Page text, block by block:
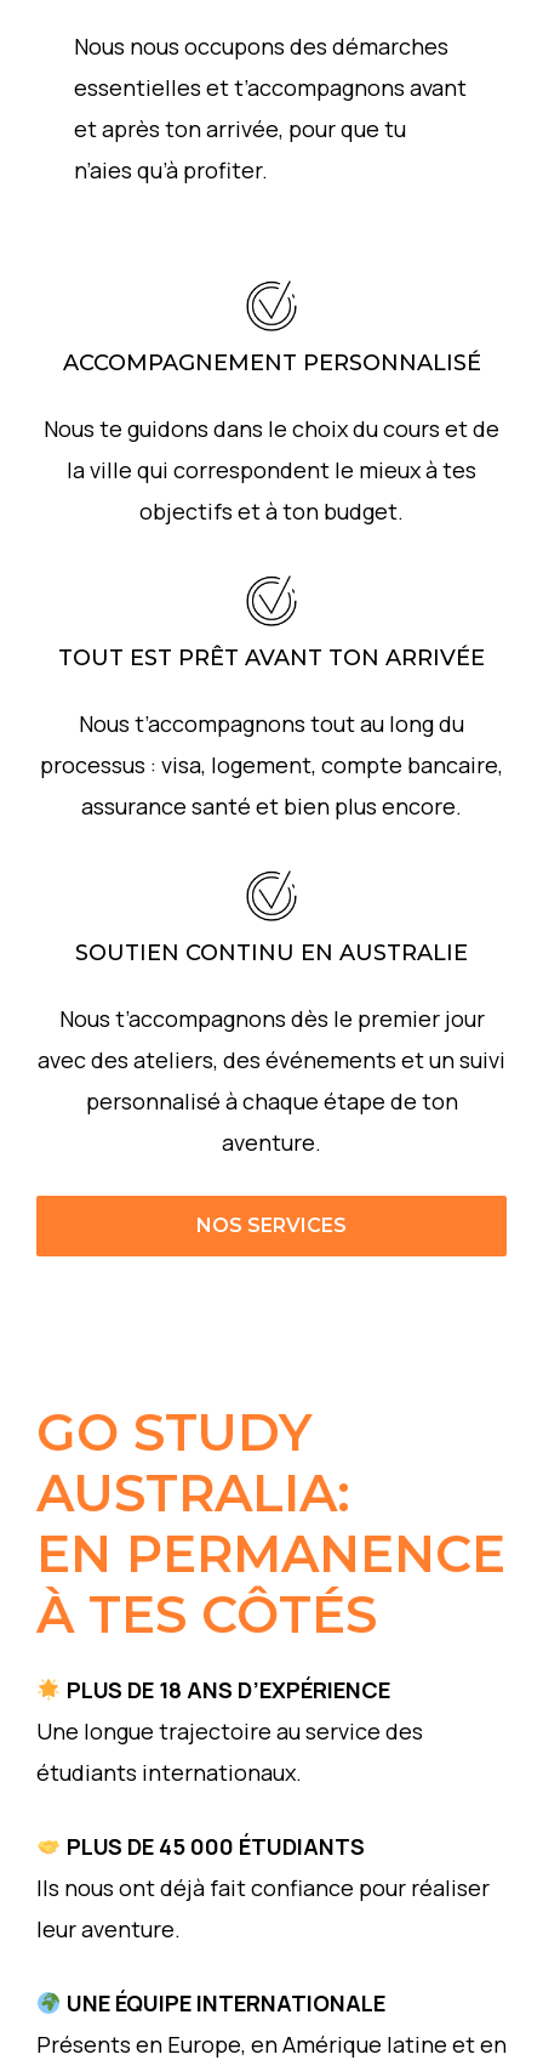
Nous nous occupons des démarches
essentielles et t’accompagnons avant
et après ton arrivée, pour que tu
n’aies qu’à profiter.
ACCOMPAGNEMENT PERSONNALISÉ
Nous te guidons dans le choix du cours et de
la ville qui correspondent le mieux à tes
objectifs et à ton budget.
TOUT EST PRÊT AVANT TON ARRIVÉE
Nous t’accompagnons tout au long du
processus : visa, logement, compte bancaire,
assurance santé et bien plus encore.
SOUTIEN CONTINU EN AUSTRALIE
Nous t’accompagnons dès le premier jour
avec des ateliers, des événements et un suivi
personnalisé à chaque étape de ton
aventure.
NOS SERVICES
GO STUDY
AUSTRALIA:
EN PERMANENCE
À TES CÔTÉS
PLUS DE 18 ANS D’EXPÉRIENCE
Une longue trajectoire au service des
étudiants internationaux.
PLUS DE 45 000 ÉTUDIANTS
Ils nous ont déjà fait confiance pour réaliser
leur aventure.
UNE ÉQUIPE INTERNATIONALE
Présents en Europe, en Amérique latine et en